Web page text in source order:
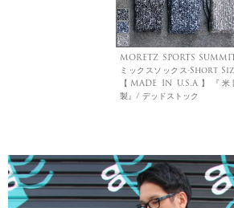
MORETZ SPORTS
ミックスソックス-Short
【MADE IN U.S.A】『米
製』/ デッドストック